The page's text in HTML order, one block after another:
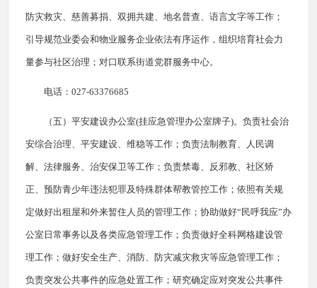
防灾救灾、慈善募捐、双拥共建、地名普查、语言文字等工作；
引导规范业委会和物业服务企业依法有序运作，组织培育社会力
量参与社区治理；对口联系街道党群服务中心。
电话：027-63376685
（五）平安建设办公室(挂应急管理办公室牌子)。负责社会治
安综合治理、平安建设、维稳等工作；负责法制教育、人民调
解、法律服务、治安保卫等工作；负责禁毒、反邪教、社区矫
正、预防青少年违法犯罪及特殊群体帮教管控工作；依照有关规
定做好出租屋和外来暂住人员的管理工作；协助做好“民呼我应”办
公室日常事务以及各类应急管理工作；负责做好全科网格建设管
理工作；做好安全生产、消防、防灾减灾救灾等应急管理工作；
负责突发公共事件的应急处置工作；研究确定应对突发公共事件